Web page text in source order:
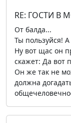
RE: ГОСТИ В
От балда...
Ты пользуйся!
Ну вот щас он
скажет: Да вот
Он же так не
должна